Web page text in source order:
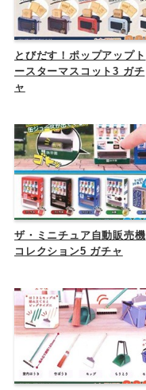
とびだす！ポップアップト
ースターマスコット3 ガチ
ャ
ザ・ミニチュア自動販売機
コレクション5 ガチャ